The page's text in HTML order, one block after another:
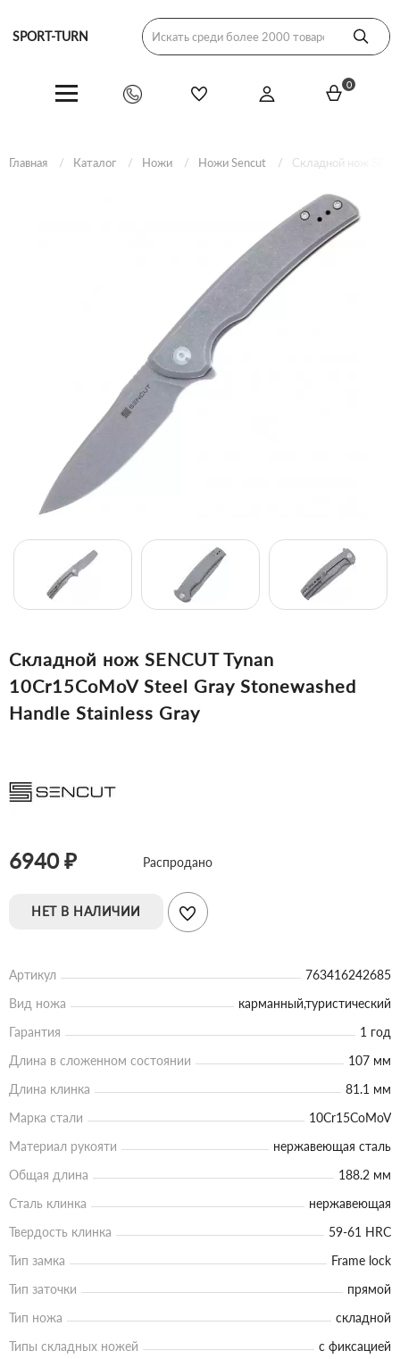
SPORT-TURN
0
Главная Каталог Ножи Ножи Sencut Складной нож
Складной нож SENCUT Tynan
10Cr15CoMoV Steel Gray Stonewashed
Handle Stainless Gray
6940 ₽ Распродано
НЕТ В НАЛИЧИИ
Артикул
763416242685
Вид ножа
карманный,туристический
Гарантия
1 год
Длина в сложенном состоянии
107 мм
Длина клинка
81.1 мм
Марка стали
10Cr15CoMoV
Материал рукояти
нержавеющая сталь
Общая длина
188.2 мм
Сталь клинка
нержавеющая
Твердость клинка
59-61 HRC
Тип замка
Frame lock
Тип заточки
прямой
Тип ножа
складной
Типы складных ножей
с фиксацией